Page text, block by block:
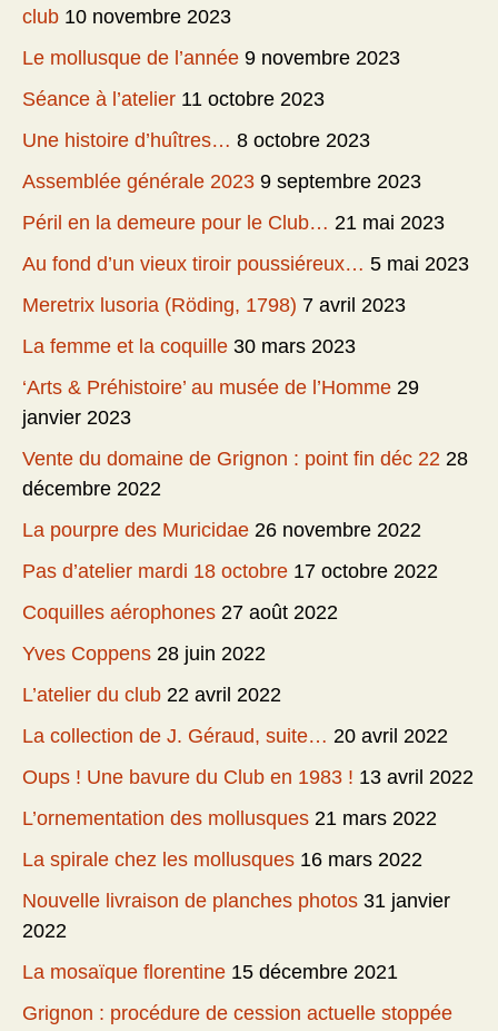
club 10 novembre 2023
Le mollusque de l’année 9 novembre 2023
Séance à l’atelier 11 octobre 2023
Une histoire d’huîtres… 8 octobre 2023
Assemblée générale 2023 9 septembre 2023
Péril en la demeure pour le Club… 21 mai 2023
Au fond d’un vieux tiroir poussiéreux… 5 mai 2023
Meretrix lusoria (Röding, 1798) 7 avril 2023
La femme et la coquille 30 mars 2023
‘Arts & Préhistoire’ au musée de l’Homme 29
janvier 2023
Vente du domaine de Grignon : point fin déc 22 28
décembre 2022
La pourpre des Muricidae 26 novembre 2022
Pas d’atelier mardi 18 octobre 17 octobre 2022
Coquilles aérophones 27 août 2022
Yves Coppens 28 juin 2022
L’atelier du club 22 avril 2022
La collection de J. Géraud, suite… 20 avril 2022
Oups ! Une bavure du Club en 1983 ! 13 avril 2022
L’ornementation des mollusques 21 mars 2022
La spirale chez les mollusques 16 mars 2022
Nouvelle livraison de planches photos 31 janvier
2022
La mosaïque florentine 15 décembre 2021
Grignon : procédure de cession actuelle stoppée